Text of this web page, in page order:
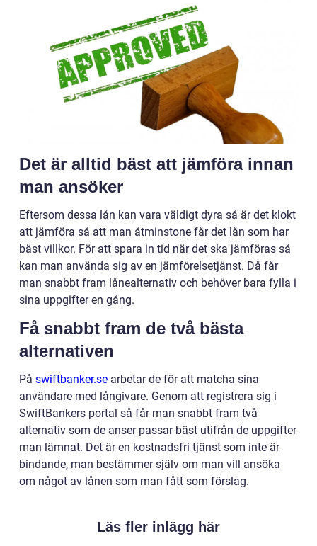
Det är alltid bäst att jämföra innan
man ansöker
Eftersom dessa lån kan vara väldigt dyra så är det klokt
att jämföra så att man åtminstone får det lån som har
bäst villkor. För att spara in tid när det ska jämföras så
kan man använda sig av en jämförelsetjänst. Då får
man snabbt fram lånealternativ och behöver bara fylla i
sina uppgifter en gång.
Få snabbt fram de två bästa
alternativen
På swiftbanker.se arbetar de för att matcha sina
användare med långivare. Genom att registrera sig i
SwiftBankers portal så får man snabbt fram två
alternativ som de anser passar bäst utifrån de uppgifter
man lämnat. Det är en kostnadsfri tjänst som inte är
bindande, man bestämmer själv om man vill ansöka
om något av lånen som man fått som förslag.
Läs fler inlägg här